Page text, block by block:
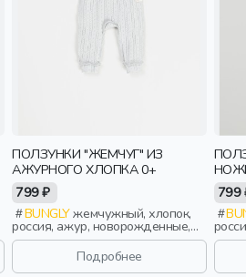
ПОЛЗУНКИ "ЖЕМЧУГ" ИЗ
АЖУРНОГО ХЛОПКА 0+
799 ₽
BUNGLYжемчужный, хлопок,
россия, ажур, новорожденные,
дети
Подробнее
799